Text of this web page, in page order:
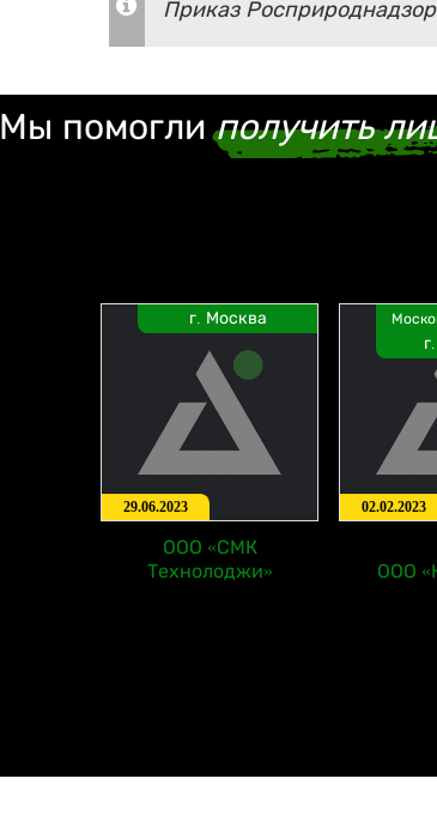
Приказ
Мы помоглиполучить
г. Москва
29.06.2023
ООО «СМК
Технолоджи»
02.02.2023
ООО